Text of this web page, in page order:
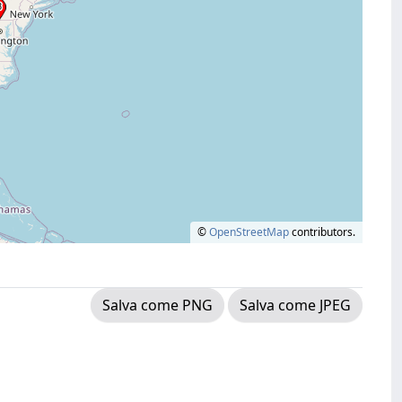
©OpenStreetMapcontributors.
Salva come PNG Salva come JPEG